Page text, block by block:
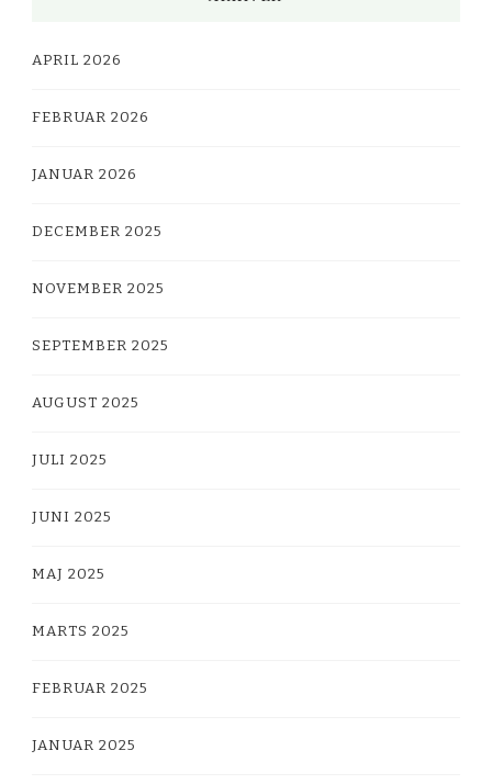
APRIL 2026
FEBRUAR 2026
JANUAR 2026
DECEMBER 2025
NOVEMBER 2025
SEPTEMBER 2025
AUGUST 2025
JULI 2025
JUNI 2025
MAJ 2025
MARTS 2025
FEBRUAR 2025
JANUAR 2025